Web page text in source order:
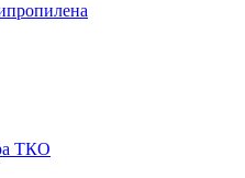
ТКО